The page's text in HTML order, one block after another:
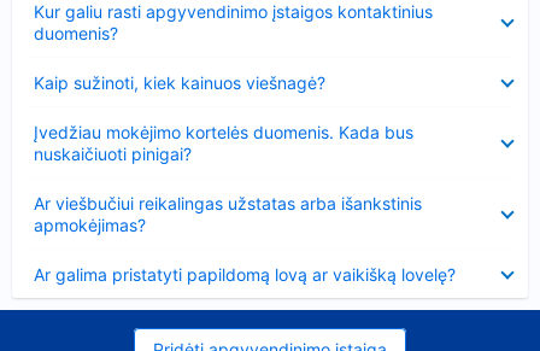
Kur galiu rasti apgyvendinimo įstaigos kontaktinius
duomenis?
Kaip sužinoti, kiek kainuos viešnagė?
Įvedžiau mokėjimo kortelės duomenis. Kada bus
nuskaičiuoti pinigai?
Ar viešbučiui reikalingas užstatas arba išankstinis
apmokėjimas?
Ar galima pristatyti papildomą lovą ar vaikišką lovelę?